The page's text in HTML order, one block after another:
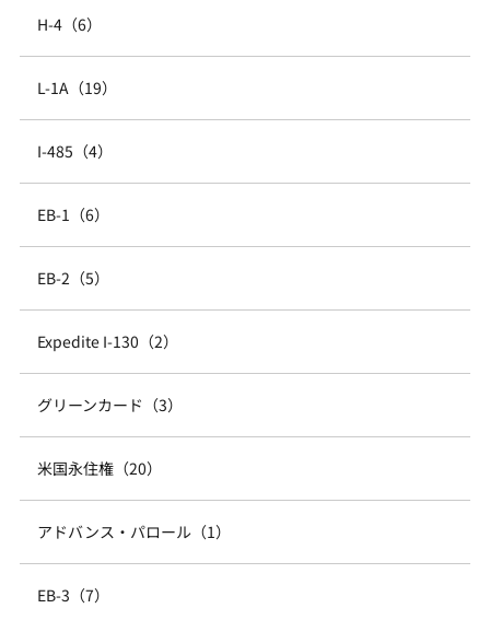
H-4（6）
L-1A（19）
I-485（4）
EB-1（6）
EB-2（5）
Expedite I-130（2）
グリーンカード（3）
米国永住権（20）
アドバンス・パロール（1）
EB-3（7）